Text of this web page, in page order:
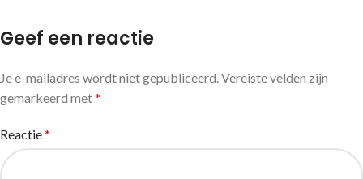
Geef een reactie
Je e-mailadres wordt niet gepubliceerd.Vereiste velden zijn
gemarkeerd met*
Reactie*